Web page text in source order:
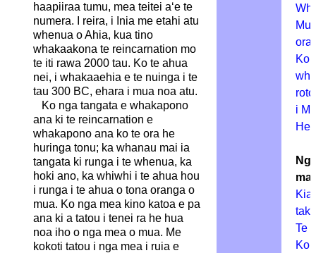
haapiiraa tumu, mea teitei a‘e te
numera. I reira, i Inia me etahi atu
whenua o Ahia, kua tino
whakaakona te reincarnation mo
te iti rawa 2000 tau. Ko te ahua
nei, i whakaaehia e te nuinga i te
tau 300 BC, ehara i mua noa atu.
Ko nga tangata e whakapono
ana ki te reincarnation e
whakapono ana ko te ora he
huringa tonu; ka whanau mai ia
tangata ki runga i te whenua, ka
hoki ano, ka whiwhi i te ahua hou
i runga i te ahua o tona oranga o
mua. Ko nga mea kino katoa e pa
ana ki a tatou i tenei ra he hua
noa iho o nga mea o mua. Me
kokoti tatou i nga mea i ruia e
ora
Ko
i
He
Kia
Te
Ko